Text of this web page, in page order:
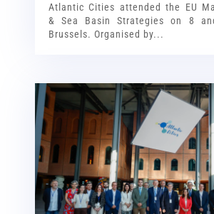
Atlantic Cities attended the EU
& Sea Basin Strategies on 8
Brussels. Organised by...